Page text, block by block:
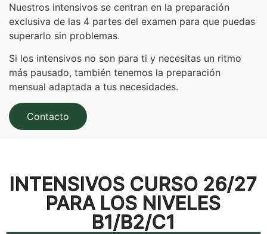
Nuestros intensivos se centran en la preparación
exclusiva de las 4 partes del examen para que puedas
superarlo sin problemas.
Si los intensivos no son para ti y necesitas un ritmo
más pausado, también tenemos la preparación
mensual adaptada a tus necesidades.
Contacto
INTENSIVOS CURSO 26/27
PARA LOS NIVELES
B1/B2/C1